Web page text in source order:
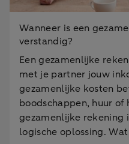
Wanneer is een
verstandig?
Een gezamenlijke
met je partner jouw
gezamenlijke kosten
boodschappen, huur
gezamenlijke rekening
logische oplossing.